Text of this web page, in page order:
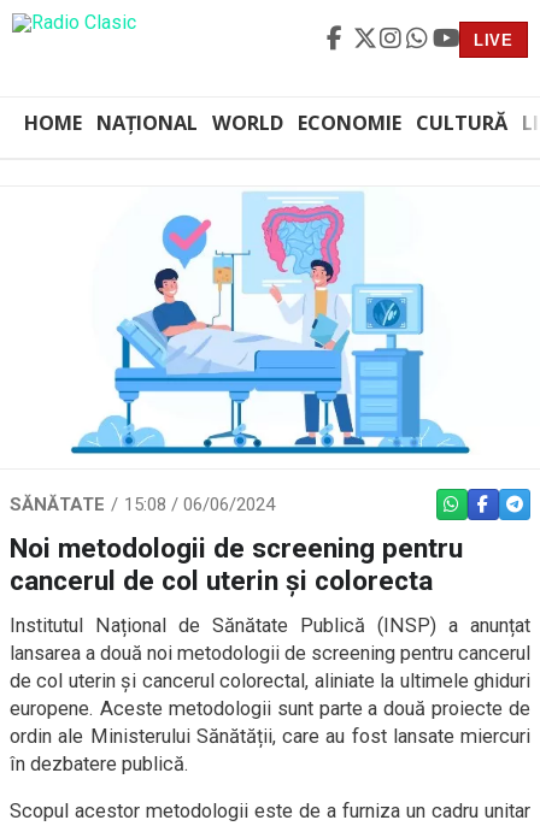
LIVE
HOME NAȚIONAL WORLD ECONOMIE CULTURĂ
SĂNĂTATE 15:08 / 06/06/2024 WHATSAPP
Noi metodologii de screening pentru
cancerul de col uterin și colorecta
Institutul Național de Sănătate Publică (INSP) a anunțat
lansarea a două noi metodologii de screening pentru cancerul
de col uterin și cancerul colorectal, aliniate la ultimele ghiduri
europene. Aceste metodologii sunt parte a două proiecte de
ordin ale Ministerului Sănătății, care au fost lansate miercuri
în dezbatere publică.
Scopul acestor metodologii este de a furniza un cadru unitar